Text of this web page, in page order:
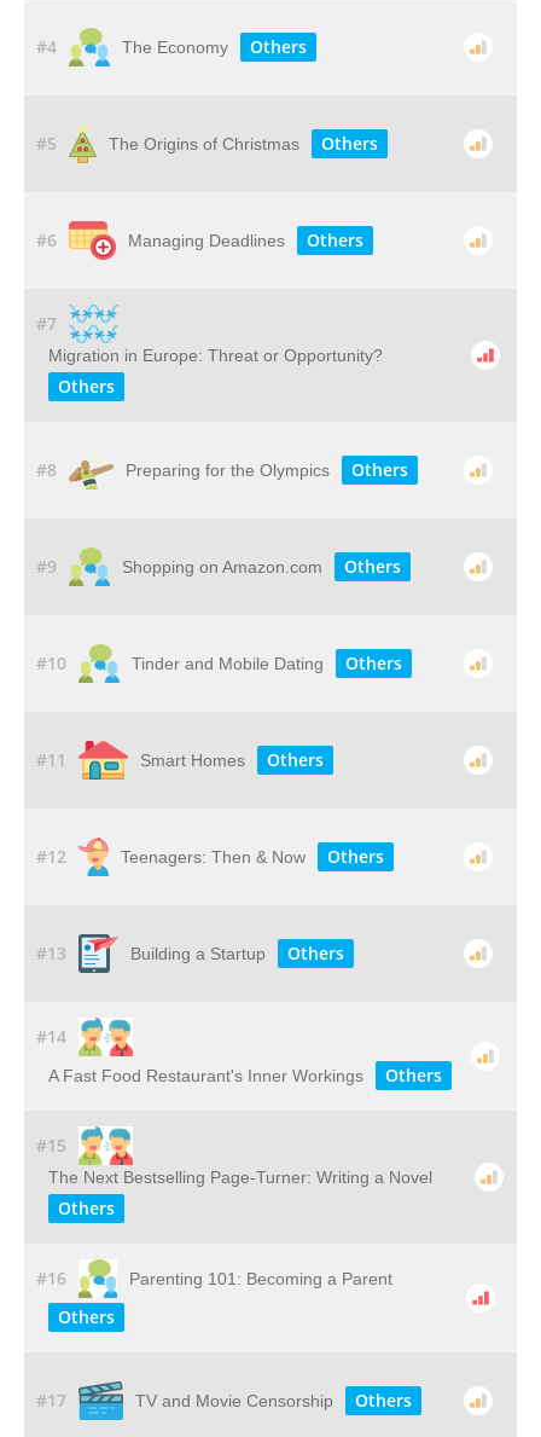
#4 The Economy Others
#5 The Origins of Christmas Others
#6 Managing Deadlines Others
#7
Migration in Europe: Threat or Opportunity?
Others
#8 Preparing for the Olympics Others
#9 Shopping on Amazon.com Others
#10 Tinder and Mobile Dating Others
#11 Smart Homes Others
#12 Teenagers: Then & Now Others
#13 Building a Startup Others
#14
A Fast Food Restaurant's Inner Workings Others
#15
The Next Bestselling Page-Turner: Writing a Novel
Others
#16 Parenting 101: Becoming a Parent
Others
#17 TV and Movie Censorship Others